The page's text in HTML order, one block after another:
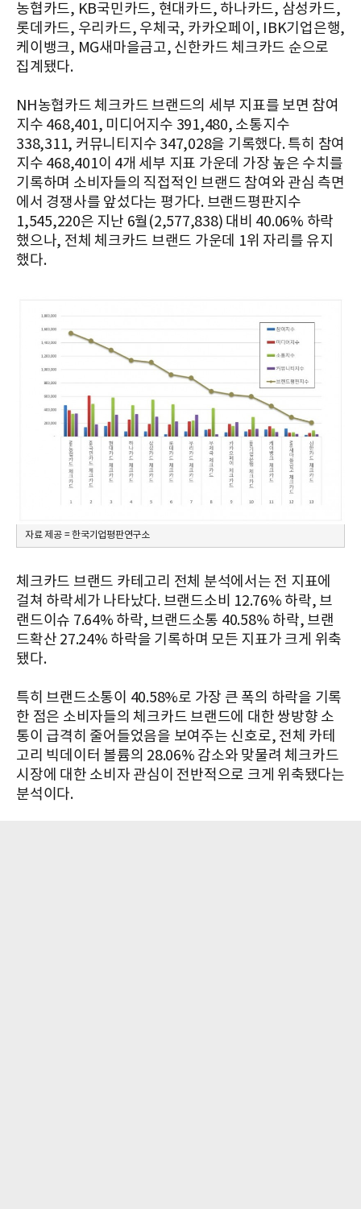
농협카드, KB국민카드, 현대카드, 하나카드, 삼성카드,
롯데카드, 우리카드, 우체국, 카카오페이, IBK기업은행,
케이뱅크, MG새마을금고, 신한카드 체크카드 순으로
집계됐다.
NH농협카드 체크카드 브랜드의 세부 지표를 보면 참여
지수 468,401, 미디어지수 391,480, 소통지수
338,311, 커뮤니티지수 347,028을 기록했다. 특히 참여
지수 468,401이 4개 세부 지표 가운데 가장 높은 수치를
기록하며 소비자들의 직접적인 브랜드 참여와 관심 측면
에서 경쟁사를 앞섰다는 평가다. 브랜드평판지수
1,545,220은 지난 6월(2,577,838) 대비 40.06% 하락
했으나, 전체 체크카드 브랜드 가운데 1위 자리를 유지
했다.
자료 제공 = 한국기업평판연구소
체크카드 브랜드 카테고리 전체 분석에서는 전 지표에
걸쳐 하락세가 나타났다. 브랜드소비 12.76% 하락, 브
랜드이슈 7.64% 하락, 브랜드소통 40.58% 하락, 브랜
드확산 27.24% 하락을 기록하며 모든 지표가 크게 위축
됐다.
특히 브랜드소통이 40.58%로 가장 큰 폭의 하락을 기록
한 점은 소비자들의 체크카드 브랜드에 대한 쌍방향 소
통이 급격히 줄어들었음을 보여주는 신호로, 전체 카테
고리 빅데이터 볼륨의 28.06% 감소와 맞물려 체크카드
시장에 대한 소비자 관심이 전반적으로 크게 위축됐다는
분석이다.